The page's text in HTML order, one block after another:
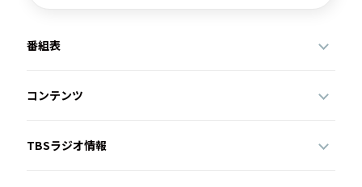
番組表
コンテンツ
TBSラジオ情報